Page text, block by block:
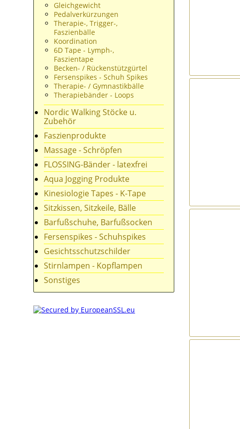
Gleichgewicht
Pedalverkürzungen
Therapie-, Trigger-,
Faszienbälle
Koordination
6D Tape - Lymph-,
Faszientape
Becken- / Rückenstützgürtel
Fersenspikes - Schuh Spikes
Therapie- / Gymnastikbälle
Therapiebänder - Loops
Nordic Walking Stöcke u.
Zubehör
Faszienprodukte
Massage - Schröpfen
FLOSSING-Bänder - latexfrei
Aqua Jogging Produkte
Kinesiologie Tapes - K-Tape
Sitzkissen, Sitzkeile, Bälle
Barfußschuhe, Barfußsocken
Fersenspikes - Schuhspikes
Gesichtsschutzschilder
Stirnlampen - Kopflampen
Sonstiges